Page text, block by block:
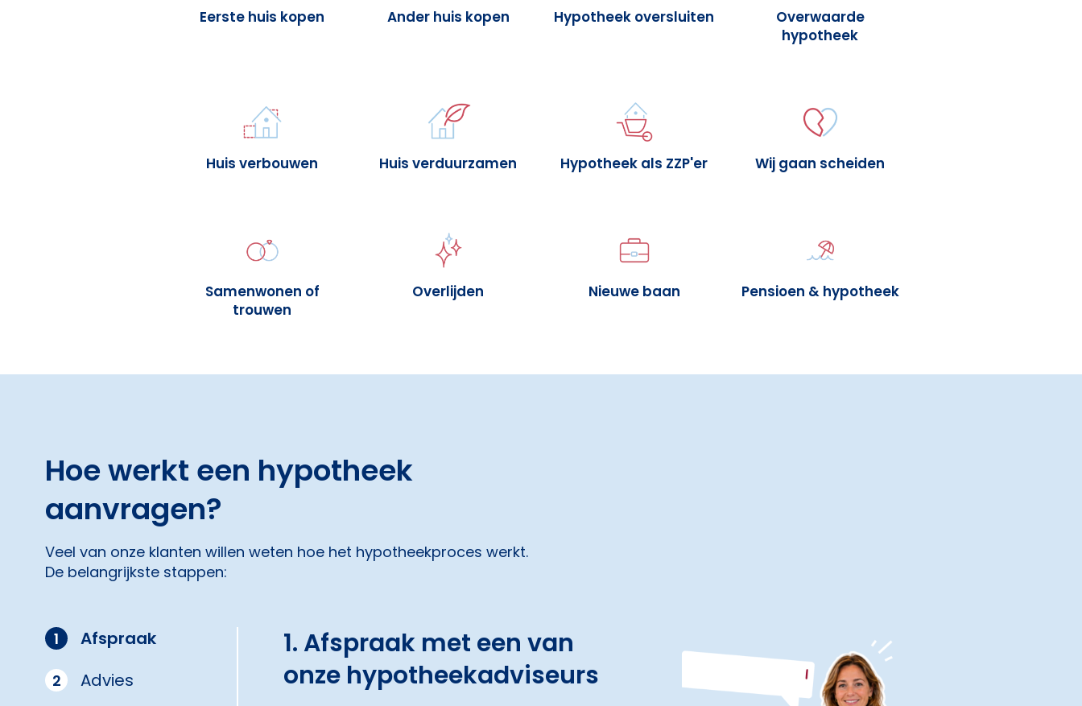
Eerste huis kopen Ander huis kopen Hypotheek oversluiten
Overwaarde
hypotheek
Huis verbouwen Huis verduurzamen Hypotheek als ZZP'er Wij gaan scheiden
Samenwonen of
trouwen
Overlijden Nieuwe baan Pensioen & hypotheek
Hoe werkt een hypotheek
aanvragen?
Veel van onze klanten willen weten hoe het hypotheekproces werkt.
De belangrijkste stappen:
1 Afspraak
2 Advies
1. Afspraak met een van
onze hypotheekadviseurs